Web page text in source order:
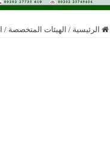
الرئيسية / الهيئات المتخصصة /